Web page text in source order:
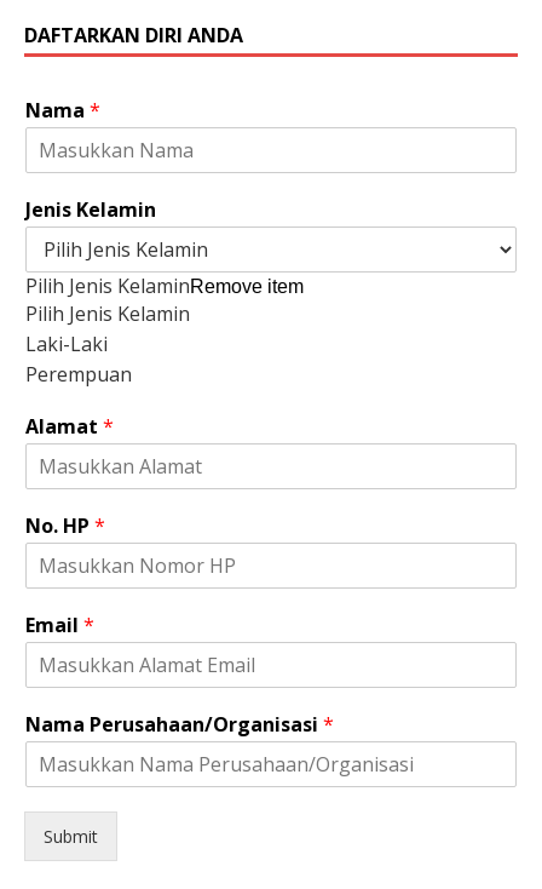
DAFTARKAN DIRI ANDA
Nama *
Jenis Kelamin
Pilih Jenis KelaminRemove item
Pilih Jenis Kelamin
Laki-Laki
Perempuan
*
H
N
m
Alamat *
No. HP *
Email *
Nama Perusahaan/Organisasi *
Submit